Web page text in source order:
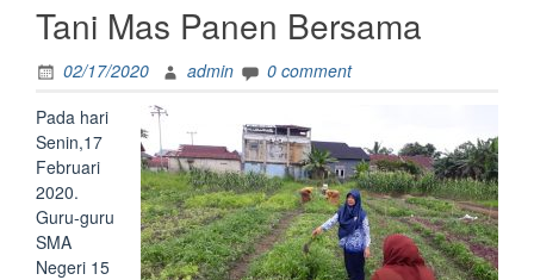
Tani Mas Panen Bersama
02/17/2020 admin
0 comment
Pada hari
Senin,17
Februari
2020.
Guru-guru
SMA
Negeri 15